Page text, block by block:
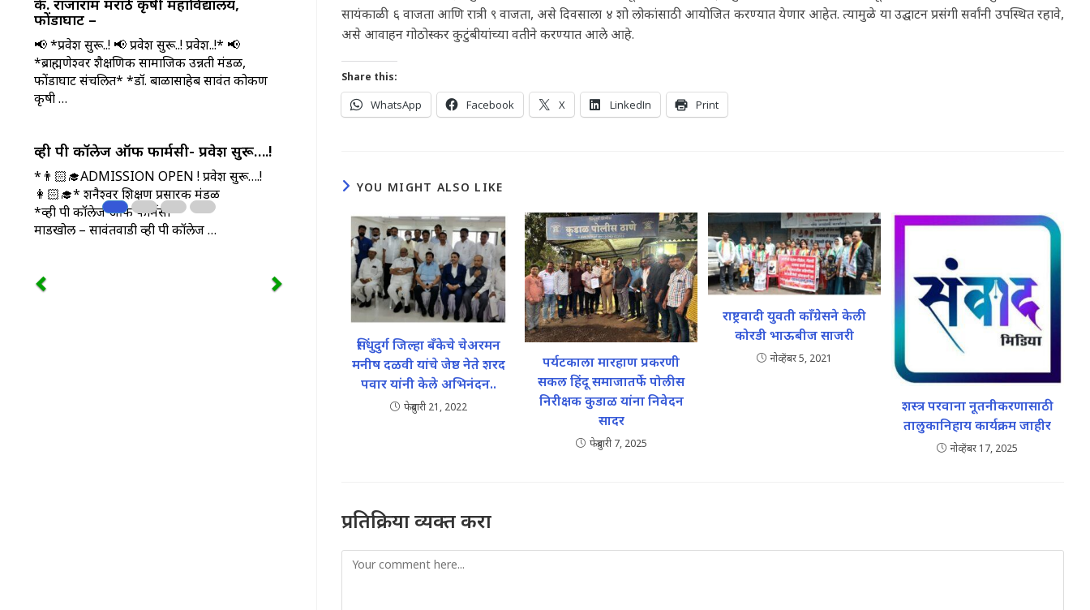
सायंकाळी ६ वाजता आणि रात्री ९ वाजता, असे दिवसाला ४ शो लोकांसाठी आयोजित करण्यात येणार आहेत. त्यामुळे या उद्घाटन प्रसंगी सर्वांनी उपस्थित रहावे,
असे आवाहन गोठोस्कर कुटुंबीयांच्या वतीने करण्यात आले आहे.
Share this:
WhatsApp Facebook X LinkedIn Print
YOU MIGHT ALSO LIKE
सिंधुदुर्ग जिल्हा बँकेचे चेअरमन
मनीष दळवी यांचे जेष्ठ नेते शरद
पवार यांनी केले अभिनंदन..
फेब्रुवारी 21, 2022
पर्यटकाला मारहाण प्रकरणी
सकल हिंदू समाजातर्फे पोलीस
निरीक्षक कुडाळ यांना निवेदन
सादर
फेब्रुवारी 7, 2025
राष्ट्रवादी युवती काँग्रेसने केली
कोरडी भाऊबीज साजरी
नोव्हेंबर 5, 2021
शस्त्र परवाना नूतनीकरणासाठी
तालुकानिहाय कार्यक्रम जाहीर
नोव्हेंबर 17, 2025
प्रतिक्रिया व्यक्त करा
Comment
कै. राजाराम मराठे कृषी महाविद्यालय,
फोंडाघाट –
📢 *प्रवेश सुरू..! 📢 प्रवेश सुरू..! प्रवेश..!* 📢
*ब्राह्मणेश्वर शैक्षणिक सामाजिक उन्नती मंडळ,
फोंडाघाट संचलित* *डॉ. बाळासाहेब सावंत कोकण
कृषी …
व्ही पी कॉलेज ऑफ फार्मसी- प्रवेश सुरू….!
*👨🏻‍🎓ADMISSION OPEN ! प्रवेश सुरू….!
👩🏻‍🎓* शनैश्वर शिक्षण प्रसारक मंडळ
*व्ही पी कॉलेज ऑफ फार्मसी*
माडखोल – सावंतवाडीव्ही पी कॉलेज …